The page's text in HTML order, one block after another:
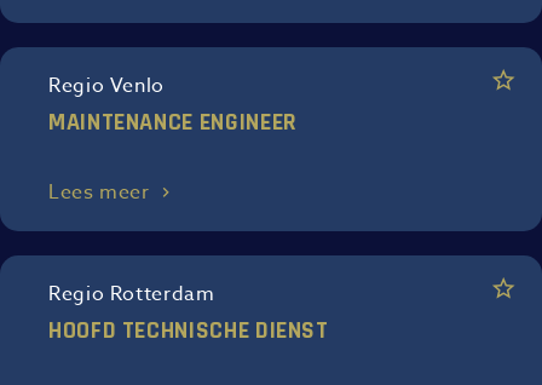
Regio Venlo
MAINTENANCE ENGINEER
Lees meer
Regio Rotterdam
HOOFD TECHNISCHE DIENST